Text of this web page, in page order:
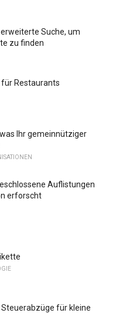
Suche, um
zu finden
für Restaurants
Ihr gemeinnütziger
Auflistungen
erforscht
für kleine